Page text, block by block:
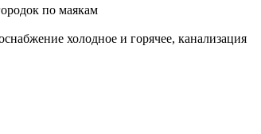
по маякам
холодное и горячее, канализация